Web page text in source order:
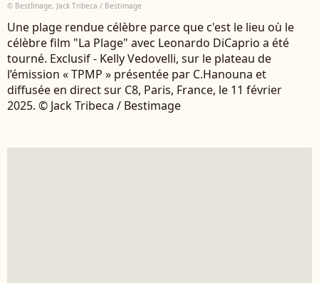
© BestImage, Jack Tribeca / Bestimage
Une plage rendue célèbre parce que c'est le lieu où le
célèbre film "La Plage" avec Leonardo DiCaprio a été
tourné. Exclusif - Kelly Vedovelli, sur le plateau de
l’émission « TPMP » présentée par C.Hanouna et
diffusée en direct sur C8, Paris, France, le 11 février
2025. © Jack Tribeca / Bestimage